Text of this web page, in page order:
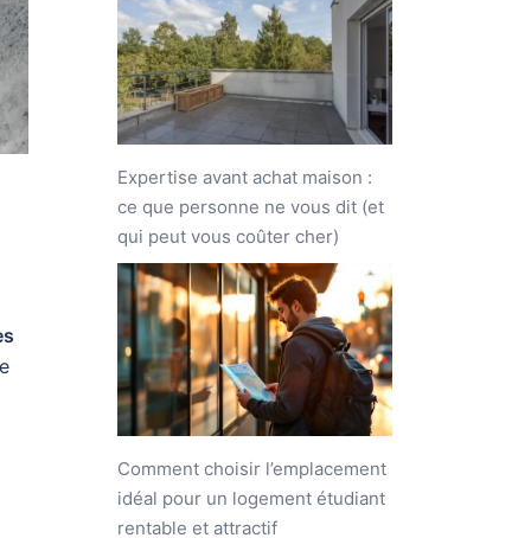
Expertise avant achat maison :
ce que personne ne vous dit (et
qui peut vous coûter cher)
Comment choisir l’emplacement
idéal pour un logement étudiant
rentable et attractif